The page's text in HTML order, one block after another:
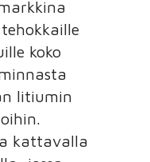
koko
litiumin
kattavalla